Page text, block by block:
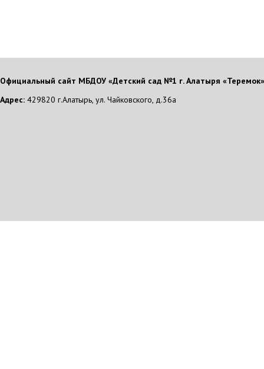
Официальный сайт МБДОУ «Детский сад №1 г. Алатыря «Теремок»
Адрес: 429820 г.Алатырь, ул. Чайковского, д.36а